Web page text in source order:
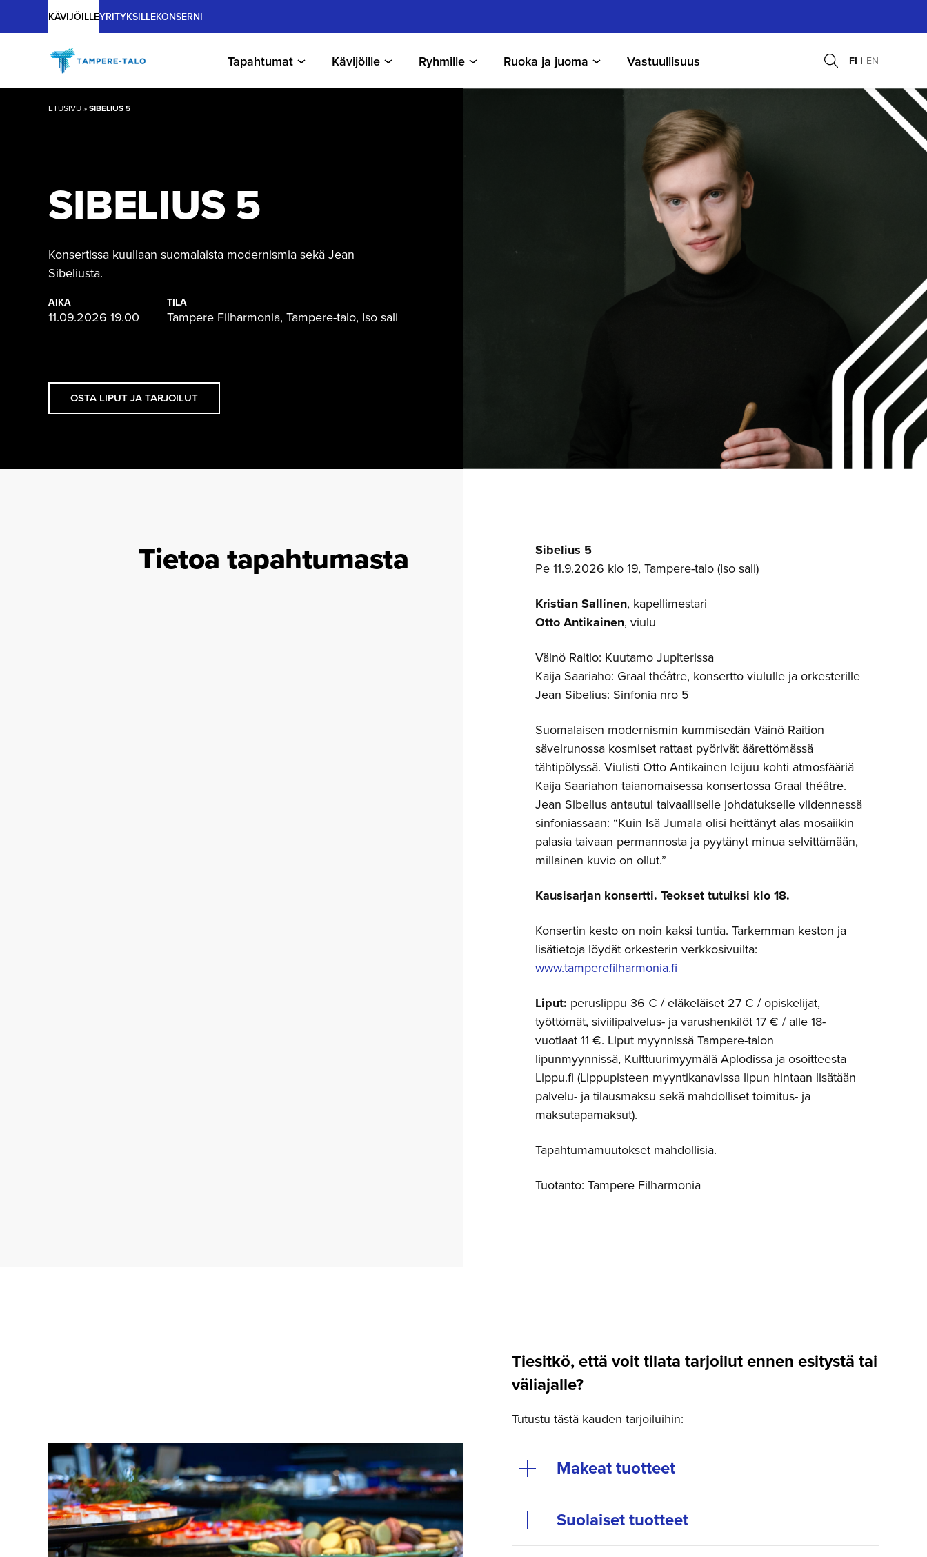
Main
KÄVIJÖILLE
Tapahtumat Kävijöille Ryhmille Ruoka ja juoma Vastuullisuus
YRITYKSILLEKONSERNI
FI EN
ETUSIVU»SIBELIUS 5
SIBELIUS 5
Konsertissa kuullaan suomalaista modernismia sekä Jean
Sibeliusta.
AIKA
11.09.2026 19.00
TILA
Tampere Filharmonia, Tampere-talo, Iso sali
OSTA LIPUT JA TARJOILUT
Tietoa tapahtumasta
Sibelius 5
Pe 11.9.2026 klo 19, Tampere-talo (Iso sali)
Kristian Sallinen, kapellimestari
Otto Antikainen, viulu
Väinö Raitio: Kuutamo Jupiterissa
Kaija Saariaho: Graal théâtre, konsertto viululle ja orkesterille
Jean Sibelius: Sinfonia nro 5
Suomalaisen modernismin kummisedän Väinö Raition
sävelrunossa kosmiset rattaat pyörivät äärettömässä
tähtipölyssä. Viulisti Otto Antikainen leijuu kohti atmosfääriä
Kaija Saariahon taianomaisessa konsertossa Graal théâtre.
Jean Sibelius antautui taivaalliselle johdatukselle viidennessä
sinfoniassaan: “Kuin Isä Jumala olisi heittänyt alas mosaiikin
palasia taivaan permannosta ja pyytänyt minua selvittämään,
millainen kuvio on ollut.”
Kausisarjan konsertti. Teokset tutuiksi klo 18.
Konsertin kesto on noin kaksi tuntia. Tarkemman keston ja
lisätietoja löydät orkesterin verkkosivuilta:
www.tamperefilharmonia.fi
Liput: peruslippu 36 € / eläkeläiset 27 € / opiskelijat,
työttömät, siviilipalvelus- ja varushenkilöt 17 € / alle 18-
vuotiaat 11 €. Liput myynnissä Tampere-talon
lipunmyynnissä, Kulttuurimyymälä Aplodissa ja osoitteesta
Lippu.fi (Lippupisteen myyntikanavissa lipun hintaan lisätään
palvelu- ja tilausmaksu sekä mahdolliset toimitus- ja
maksutapamaksut).
Tapahtumamuutokset mahdollisia.
Tuotanto: Tampere Filharmonia
Tiesitkö, että voit tilata tarjoilut ennen esitystä tai
väliajalle?
Tutustu tästä kauden tarjoiluihin:
Makeat tuotteet
Suolaiset tuotteet